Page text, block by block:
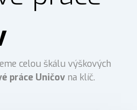
celou škálu výškových
práce Uničov na klíč.